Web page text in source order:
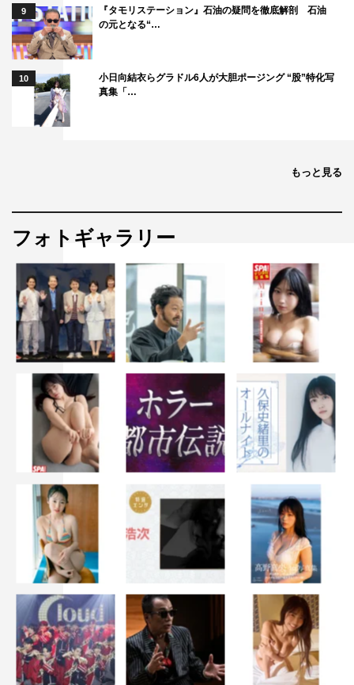
9
『タモリステーション』石油の疑問を徹底解剖 石油
の元となる“…
10
小日向結衣らグラドル6人が大胆ポージング “股”特化写
真集「…
もっと見る
フォトギャラリー